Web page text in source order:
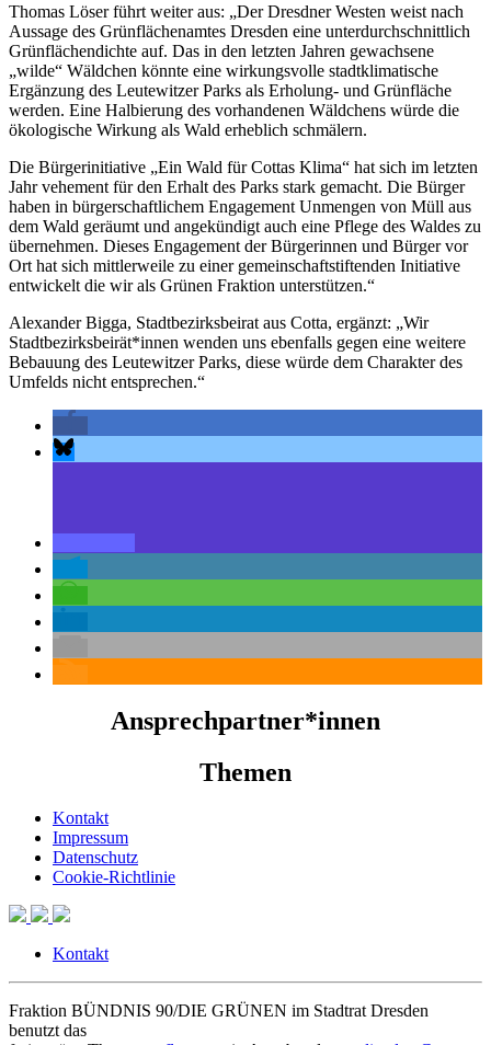
Thomas Löser führt weiter aus: „Der Dresdner Westen weist nach
Aussage des Grünflächenamtes Dresden eine unterdurchschnittlich
Grünflächendichte auf. Das in den letzten Jahren gewachsene
„wilde“ Wäldchen könnte eine wirkungsvolle stadtklimatische
Ergänzung des Leutewitzer Parks als Erholung- und Grünfläche
werden. Eine Halbierung des vorhandenen Wäldchens würde die
ökologische Wirkung als Wald erheblich schmälern.
Die Bürgerinitiative „Ein Wald für Cottas Klima“ hat sich im letzten
Jahr vehement für den Erhalt des Parks stark gemacht. Die Bürger
haben in bürgerschaftlichem Engagement Unmengen von Müll aus
dem Wald geräumt und angekündigt auch eine Pflege des Waldes zu
übernehmen. Dieses Engagement der Bürgerinnen und Bürger vor
Ort hat sich mittlerweile zu einer gemeinschaftstiftenden Initiative
entwickelt die wir als Grünen Fraktion unterstützen.“
Alexander Bigga, Stadtbezirksbeirat aus Cotta, ergänzt: „Wir
Stadtbezirksbeirät*innen wenden uns ebenfalls gegen eine weitere
Bebauung des Leutewitzer Parks, diese würde dem Charakter des
Umfelds nicht entsprechen.“
Ansprechpartner*innen
Themen
Kontakt
Impressum
Datenschutz
Cookie-Richtlinie
Kontakt
Fraktion BÜNDNIS 90/DIE GRÜNEN im Stadtrat Dresden
benutzt das